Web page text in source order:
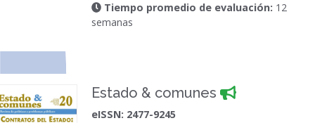
Tiempo promedio de evaluación: 12
semanas
Estado & comunes
eISSN: 2477-9245